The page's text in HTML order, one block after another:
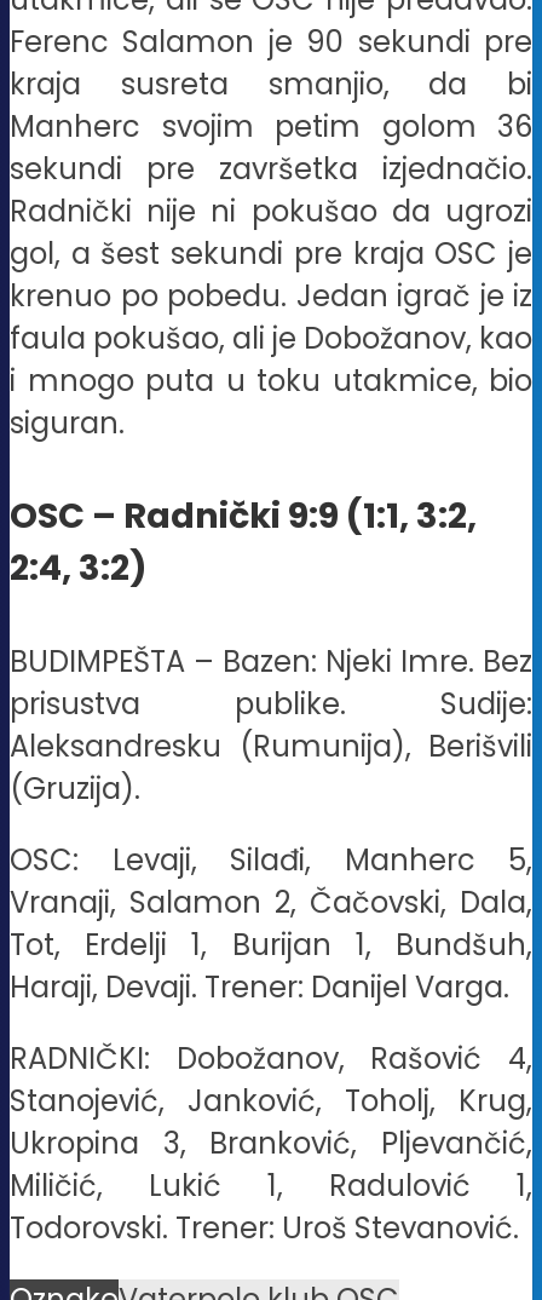
Ferenc Salamon je 90 sekundi pre
kraja susreta smanjio, da bi
Manherc svojim petim golom 36
sekundi pre završetka izjednačio.
Radnički nije ni pokušao da ugrozi
gol, a šest sekundi pre kraja OSC je
krenuo po pobedu. Jedan igrač je iz
faula pokušao, ali je Dobožanov, kao
i mnogo puta u toku utakmice, bio
siguran.
OSC – Radnički 9:9 (1:1, 3:2,
2:4, 3:2)
BUDIMPEŠTA – Bazen: Njeki Imre. Bez
prisustva publike. Sudije:
Aleksandresku (Rumunija), Berišvili
(Gruzija).
OSC: Levaji, Silađi, Manherc 5,
Vranaji, Salamon 2, Čačovski, Dala,
Tot, Erdelji 1, Burijan 1, Bundšuh,
Haraji, Devaji. Trener: Danijel Varga.
RADNIČKI: Dobožanov, Rašović 4,
Stanojević, Janković, Toholj, Krug,
Ukropina 3, Branković, Pljevančić,
Miličić, Lukić 1, Radulović 1,
Todorovski. Trener: Uroš Stevanović.